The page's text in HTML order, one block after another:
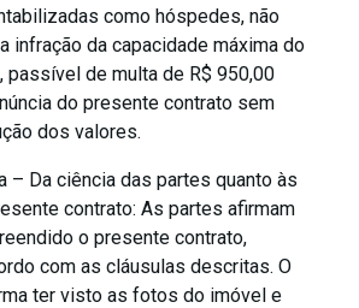
como hóspedes, não
infração da capacidade máxima do
passível de multa de R$ 950,00
do presente contrato sem
dos valores.
– Da ciência das partes quanto às
contrato: As partes afirmam
o presente contrato,
com as cláusulas descritas. O
ter visto as fotos do imóvel e